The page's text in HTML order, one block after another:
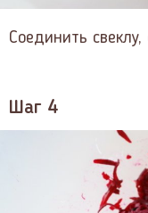
Соединить
Шаг 4